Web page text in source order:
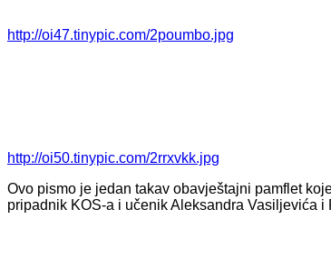
http://oi47.tinypic.com/2poumbo.jpg
http://oi50.tinypic.com/2rrxvkk.jpg
Ovo pismo je jedan takav obavještajni pamflet
pripadnik KOS-a i učenik Aleksandra Vasiljevića i